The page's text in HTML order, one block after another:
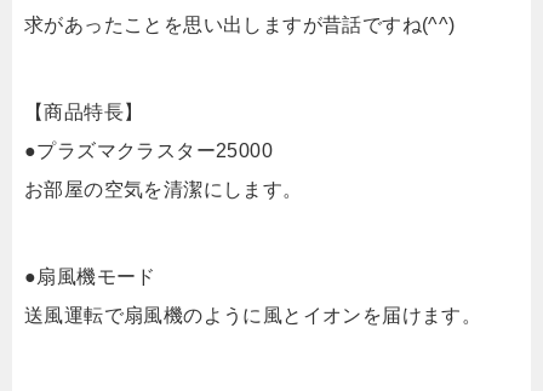
求があったことを思い出しますが昔話ですね(^^)
【商品特長】
●プラズマクラスター25000
お部屋の空気を清潔にします。
●扇風機モード
送風運転で扇風機のように風とイオンを届けます。